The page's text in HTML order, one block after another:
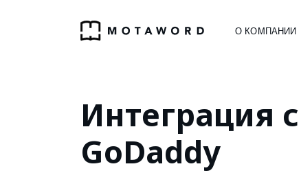
О КОМПАНИИ
Интеграция с
GoDaddy